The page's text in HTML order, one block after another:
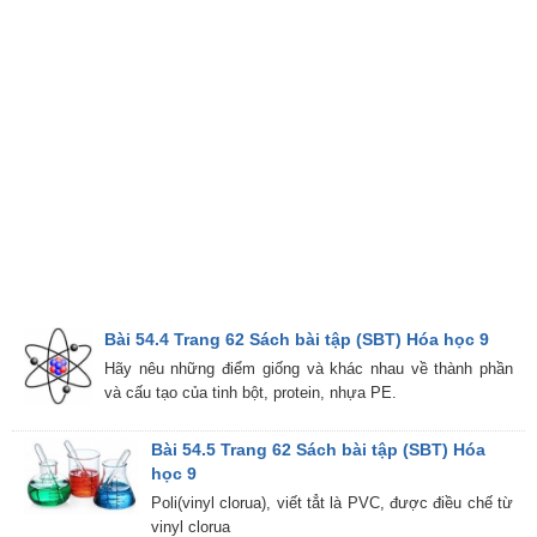
Bài 54.4 Trang 62 Sách bài tập (SBT) Hóa học 9
Hãy nêu những điểm giống và khác nhau về thành phần
và cấu tạo của tinh bột, protein, nhựa PE.
Bài 54.5 Trang 62 Sách bài tập (SBT) Hóa
học 9
Poli(vinyl clorua), viết tẳt là PVC, được điều chế từ
vinyl clorua